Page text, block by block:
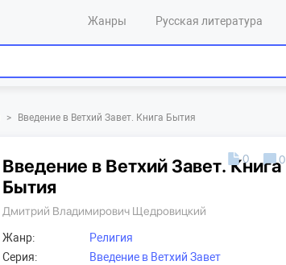
Жанры Русская литература
> Введение в Ветхий Завет. Книга Бытия
Введение в Ветхий Завет. Книга
Бытия
Дмитрий Владимирович Щедровицкий
Жанр:
Религия
Серия:
Введение в Ветхий Завет
0 0